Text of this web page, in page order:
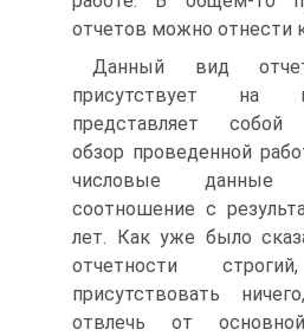
отчетов можно отнести
Данный вид
присутствует на
представляет собой
обзор проведенной
числовые данные
соотношение с
лет. Как уже было
отчетности
присутствовать
отвлечь от